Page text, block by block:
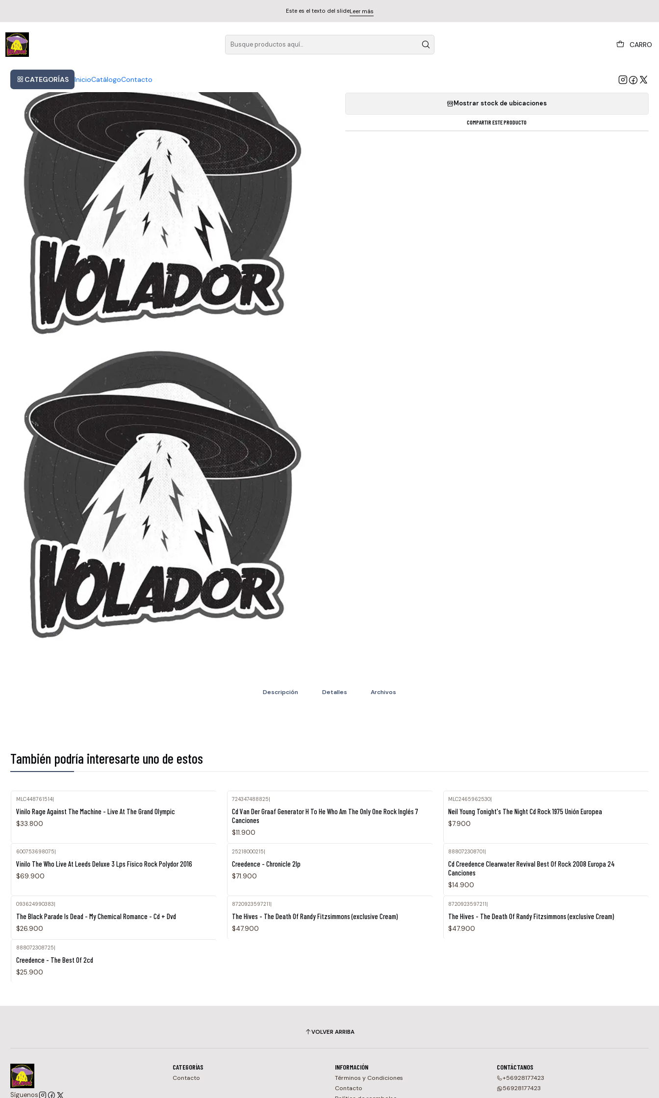
CARRO
CATEGORÍAS InicioCatálogoContacto
Este es el texto del slideLeer más
Vinilo The Who My Generation Rock 2015 Unión Europea
Mostrar stock de ubicaciones
COMPARTIR ESTE PRODUCTO
Descripción Detalles Archivos
También podría interesarte uno de estos
MLC448761514|
Vinilo Rage Against The Machine - Live At The Grand Olympic
$33.800
724347488825|
Cd Van Der Graaf Generator H To He Who Am The Only One Rock Inglés 7
Canciones
$11.900
MLC2465962530|
Neil Young Tonight's The Night Cd Rock 1975 Unión Europea
$7.900
600753698075|
Vinilo The Who Live At Leeds Deluxe 3 Lps Físico Rock Polydor 2016
$69.900
25218000215|
Creedence - Chronicle 2lp
$71.900
888072308701|
Cd Creedence Clearwater Revival Best Of Rock 2008 Europa 24
Canciones
$14.900
093624990383|
The Black Parade Is Dead - My Chemical Romance - Cd + Dvd
$26.900
8720923597211|
The Hives - The Death Of Randy Fitzsimmons (exclusive Cream)
$47.900
8720923597211|
The Hives - The Death Of Randy Fitzsimmons (exclusive Cream)
$47.900
888072308725|
Creedence - The Best Of 2cd
$25.900
VOLVER ARRIBA
Síguenos
CATEGORÍAS
Contacto
INFORMACIÓN
Términos y Condiciones
Contacto
CONTÁCTANOS
+56928177423
56928177423